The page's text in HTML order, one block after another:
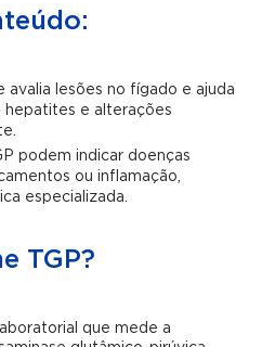
avalia lesões no fígado e ajuda
hepatites e alterações
podem indicar doenças
ou inflamação,
especializada.
TGP?
que mede a